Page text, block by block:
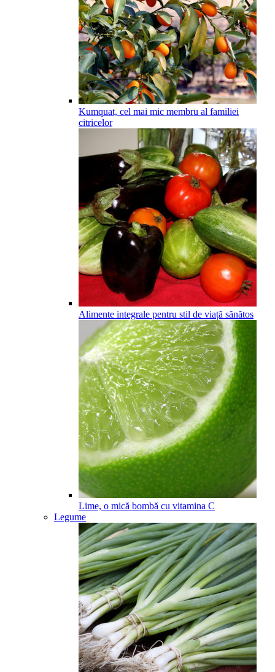
Kumquat, cel mai mic membru al familiei
citricelor
Alimente integrale pentru stil de viață sănătos
Lime, o mică bombă cu vitamina C
Legume